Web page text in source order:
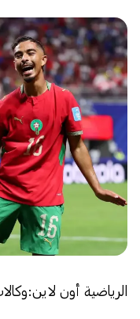
الرياضية أون